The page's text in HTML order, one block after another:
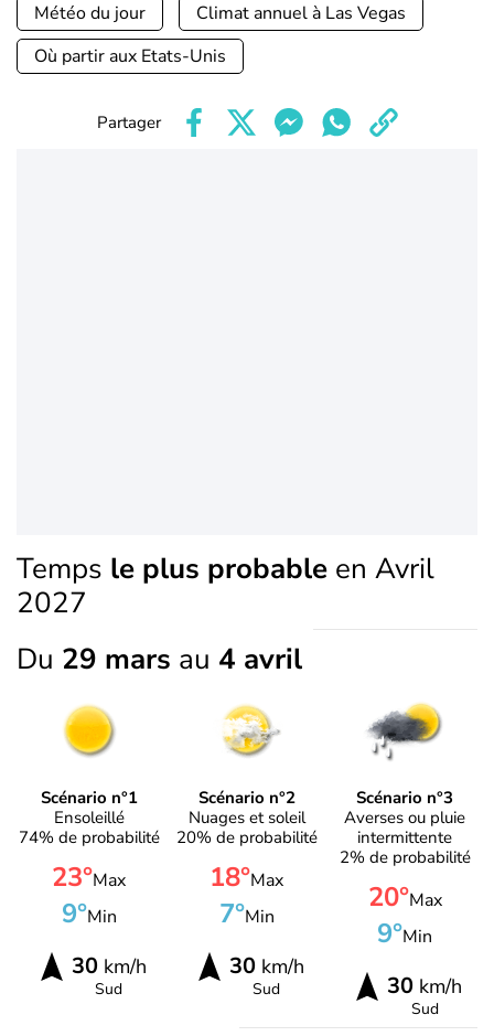
Météo du jour
Climat annuel à Las Vegas
Où partir aux Etats-Unis
Partager
Temps le plus probable en Avril
2027
Du 29 mars au 4 avril
Scénario n°1
Ensoleillé
74% de probabilité
23°Max
9°Min
30km/h
Sud
Scénario n°2
Nuages et soleil
20% de probabilité
18°Max
7°Min
30km/h
Sud
Scénario n°3
Averses ou pluie
intermittente
2% de probabilité
20°Max
9°Min
30 km/h
Sud